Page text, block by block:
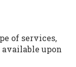
of services,
upon